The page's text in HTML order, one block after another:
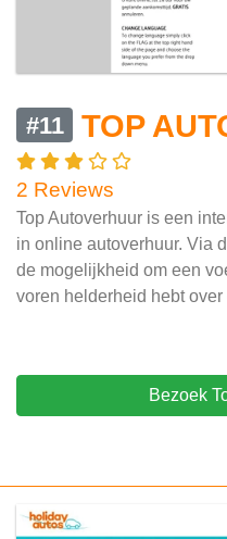
#11 TOP
2 Reviews
Top Autoverhuur is een
in online autoverhuur. Via
de mogelijkheid om een
voren helderheid hebt over
Bezoek